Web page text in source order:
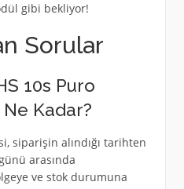
gibi bekliyor!
Sorular
10s Puro
Kadar?
siparişin alındığı tarihten
arasında
ve stok durumuna